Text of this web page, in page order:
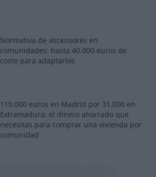
Normativa de ascensores en
comunidades: hasta 40.000 euros de
coste para adaptarlos
110.000 euros en Madrid por 31.000 en
Extremadura: el dinero ahorrado que
necesitas para comprar una vivienda por
comunidad